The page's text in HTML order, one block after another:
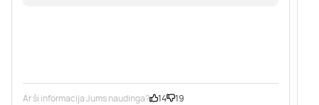
Ar ši informacija Jums naudinga? 14 19